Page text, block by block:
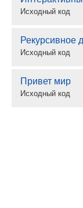
Исходный код
Рекурсивное
Исходный код
Привет мир
Исходный код